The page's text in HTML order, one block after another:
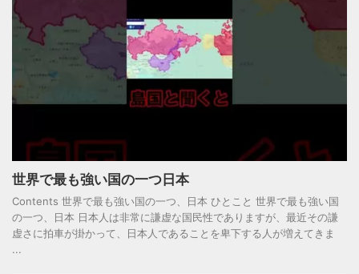
世界で最も強い国の一つ日本
Contents 世界で最も強い国の一つ、日本 ひとこと 世界で最も強い国
の一つ、日本 日本人は非常に謙虚な国民性でありますが、最近その謙
虚さに拍車が掛かって、日本人であることを卑下する人が増えてきま
...